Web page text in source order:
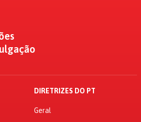
DIRETRIZES DO PT
Geral